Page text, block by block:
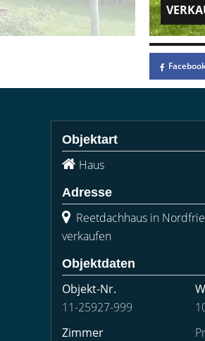
Objektart
Haus
Adresse
Reetdachhaus in
verkaufen
Objektdaten
Objekt-Nr.
11-25927-999
Zimmer